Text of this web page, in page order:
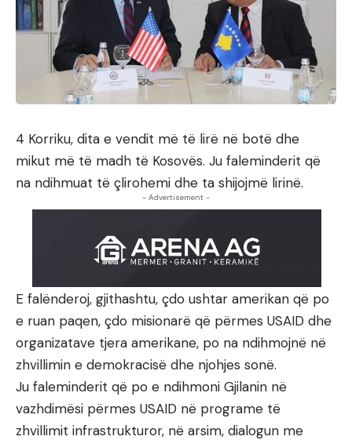
4 Korriku, dita e vendit më të lirë në botë dhe
mikut më të madh të Kosovës. Ju faleminderit që
na ndihmuat të çlirohemi dhe ta shijojmë lirinë.
- Advertisement -
E falënderoj, gjithashtu, çdo ushtar amerikan që po
e ruan paqen, çdo misionarë që përmes USAID dhe
organizatave tjera amerikane, po na ndihmojnë në
zhvillimin e demokracisë dhe njohjes sonë.
Ju faleminderit që po e ndihmoni Gjilanin në
vazhdimësi përmes USAID në programe të
zhvillimit infrastrukturor, në arsim, dialogun me